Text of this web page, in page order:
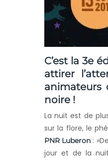
C’est la 3e
attirer
animateurs
noire !
La nuit est de
sur la flore, le
PNR Luberon :
jour et de la